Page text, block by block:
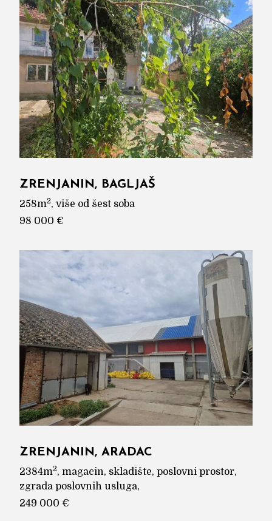
ZRENJANIN, BAGLJAŠ
258m2, više od šest soba
98 000 €
ZRENJANIN, ARADAC
2384m2, magacin, skladište, poslovni prostor,
zgrada poslovnih usluga,
249 000 €